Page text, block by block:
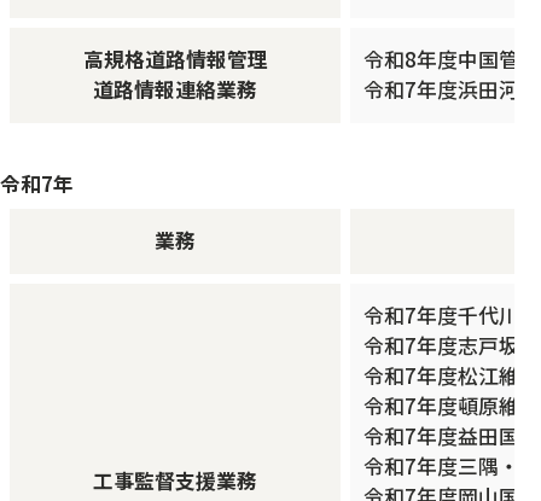
高規格道路情報管理
道路情報連絡業務
令和8年度中国管
令和7年度浜田河
令和7年
業務
工事監督支援業務
令和7年度千代川
令和7年度志戸坂
令和7年度松江維
令和7年度頓原維
令和7年度益田国
令和7年度三隅・